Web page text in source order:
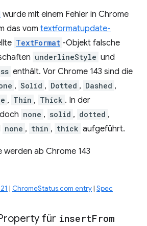
wurde mit einem Fehler in Chrome
das vom textformatupdate-
TextFormat -Objekt falsche
underlineStyle und
enthält. Vor Chrome 143 sind die
, Solid , Dotted , Dashed ,
, Thin , Thick . In der
none , solid , dotted ,
none , thin , thick aufgeführt.
ab Chrome 143
| ChromeStatus.com entry| Spec
für insertFrom